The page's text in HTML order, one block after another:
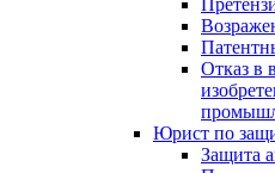
Отказ в
Юрист по
Защита